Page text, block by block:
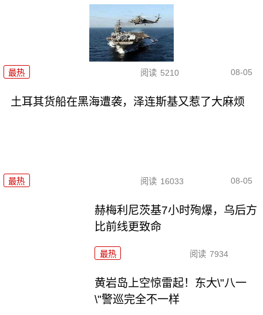
最热 阅读 5210 08-05
土耳其货船在黑海遭袭，泽连斯基又惹了大麻烦
最热 阅读 16033 08-05
赫梅利尼茨基7小时殉爆，乌后方
比前线更致命
最热 阅读 7934
黄岩岛上空惊雷起！东大\"八一
\"警巡完全不一样